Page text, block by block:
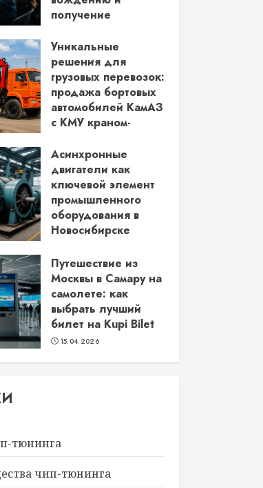
получение
03.06.2026
Уникальные
решения для
грузовых перевозок:
продажа бортовых
автомобилей КамАЗ
с КМУ краном-
28.05.2026
Асинхронные
двигатели как
ключевой элемент
промышленного
оборудования в
Новосибирске
Путешествие из
Москвы в Самару на
самолете: как
выбрать лучший
билет на Kupi Bilet
15.04.2026
тюнинга
чип-тюнинга